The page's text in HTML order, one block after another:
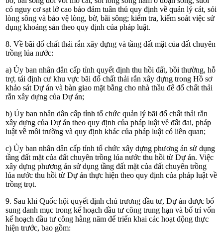
có nguy cơ sạt lở cao bảo đảm tuân thủ quy định về quản lý cát, sỏi
lòng sông và bảo vệ lòng, bờ, bãi sông; kiểm tra, kiểm soát việc sử
dụng khoáng sản theo quy định của pháp luật.
8. Về bãi đổ chất thải rắn xây dựng và tầng đất mặt của đất chuyên
trồng lúa nước:
a) Ủy ban nhân dân cấp tỉnh quyết định thu hồi đất, bồi thường, hỗ
trợ, tái định cư khu vực bãi đổ chất thải rắn xây dựng trong Hồ sơ
khảo sát Dự án và bàn giao mặt bằng cho nhà thầu để đổ chất thải
rắn xây dựng của Dự án;
b) Ủy ban nhân dân cấp tỉnh tổ chức quản lý bãi đổ chất thải rắn
xây dựng của Dự án theo quy định của pháp luật về đất đai, pháp
luật về môi trường và quy định khác của pháp luật có liên quan;
c) Ủy ban nhân dân cấp tỉnh tổ chức xây dựng phương án sử dụng
tầng đất mặt của đất chuyên trồng lúa nước thu hồi từ Dự án. Việc
xây dựng phương án sử dụng tầng đất mặt của đất chuyên trồng
lúa nước thu hồi từ Dự án thực hiện theo quy định của pháp luật về
trồng trọt.
9. Sau khi Quốc hội quyết định chủ trương đầu tư, Dự án được bổ
sung danh mục trong kế hoạch đầu tư công trung hạn và bố trí vốn
kế hoạch đầu tư công hằng năm để triển khai các hoạt động thực
hiện trước, bao gồm: